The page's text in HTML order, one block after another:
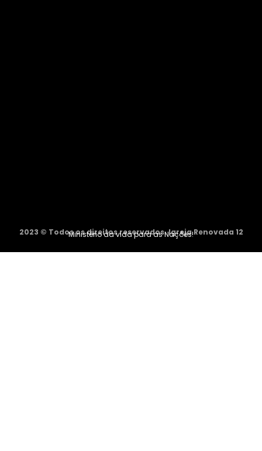
2023 © Todos os direitos reservados. Igreja Renovada 12
Ministério da vida para as Nações!